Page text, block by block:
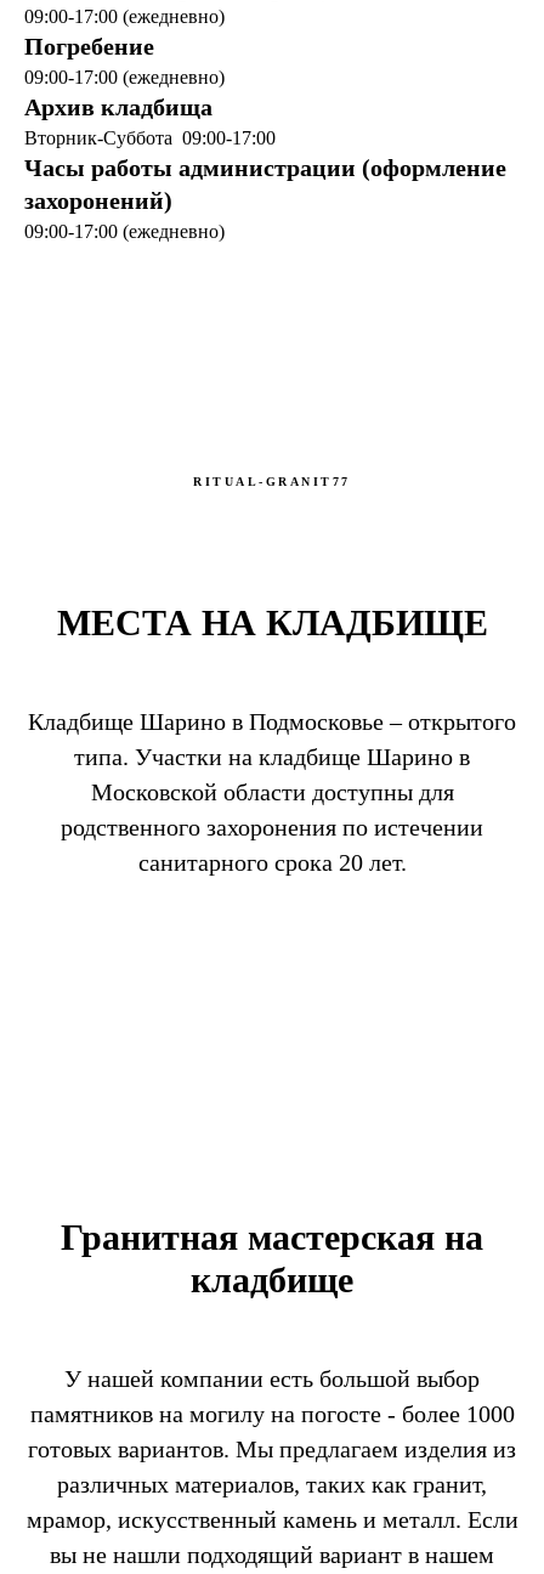
09:00-17:00 (ежедневно)
Погребение
09:00-17:00 (ежедневно)
Архив кладбища
Вторник-Суббота 09:00-17:00
Часы работы администрации (оформление
захоронений)
09:00-17:00 (ежедневно)
RITUAL-GRANIT77
МЕСТА НА КЛАДБИЩЕ
Кладбище Шарино в Подмосковье – открытого
типа. Участки на кладбище Шарино в
Московской области доступны для
родственного захоронения по истечении
санитарного срока 20 лет.
Гранитная мастерская на
кладбище
У нашей компании есть большой выбор
памятников на могилу на погосте - более 1000
готовых вариантов. Мы предлагаем изделия из
различных материалов, таких как гранит,
мрамор, искусственный камень и металл. Если
вы не нашли подходящий вариант в нашем